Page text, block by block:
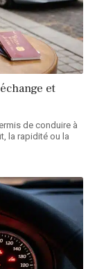
et
de conduire à
la rapidité ou la